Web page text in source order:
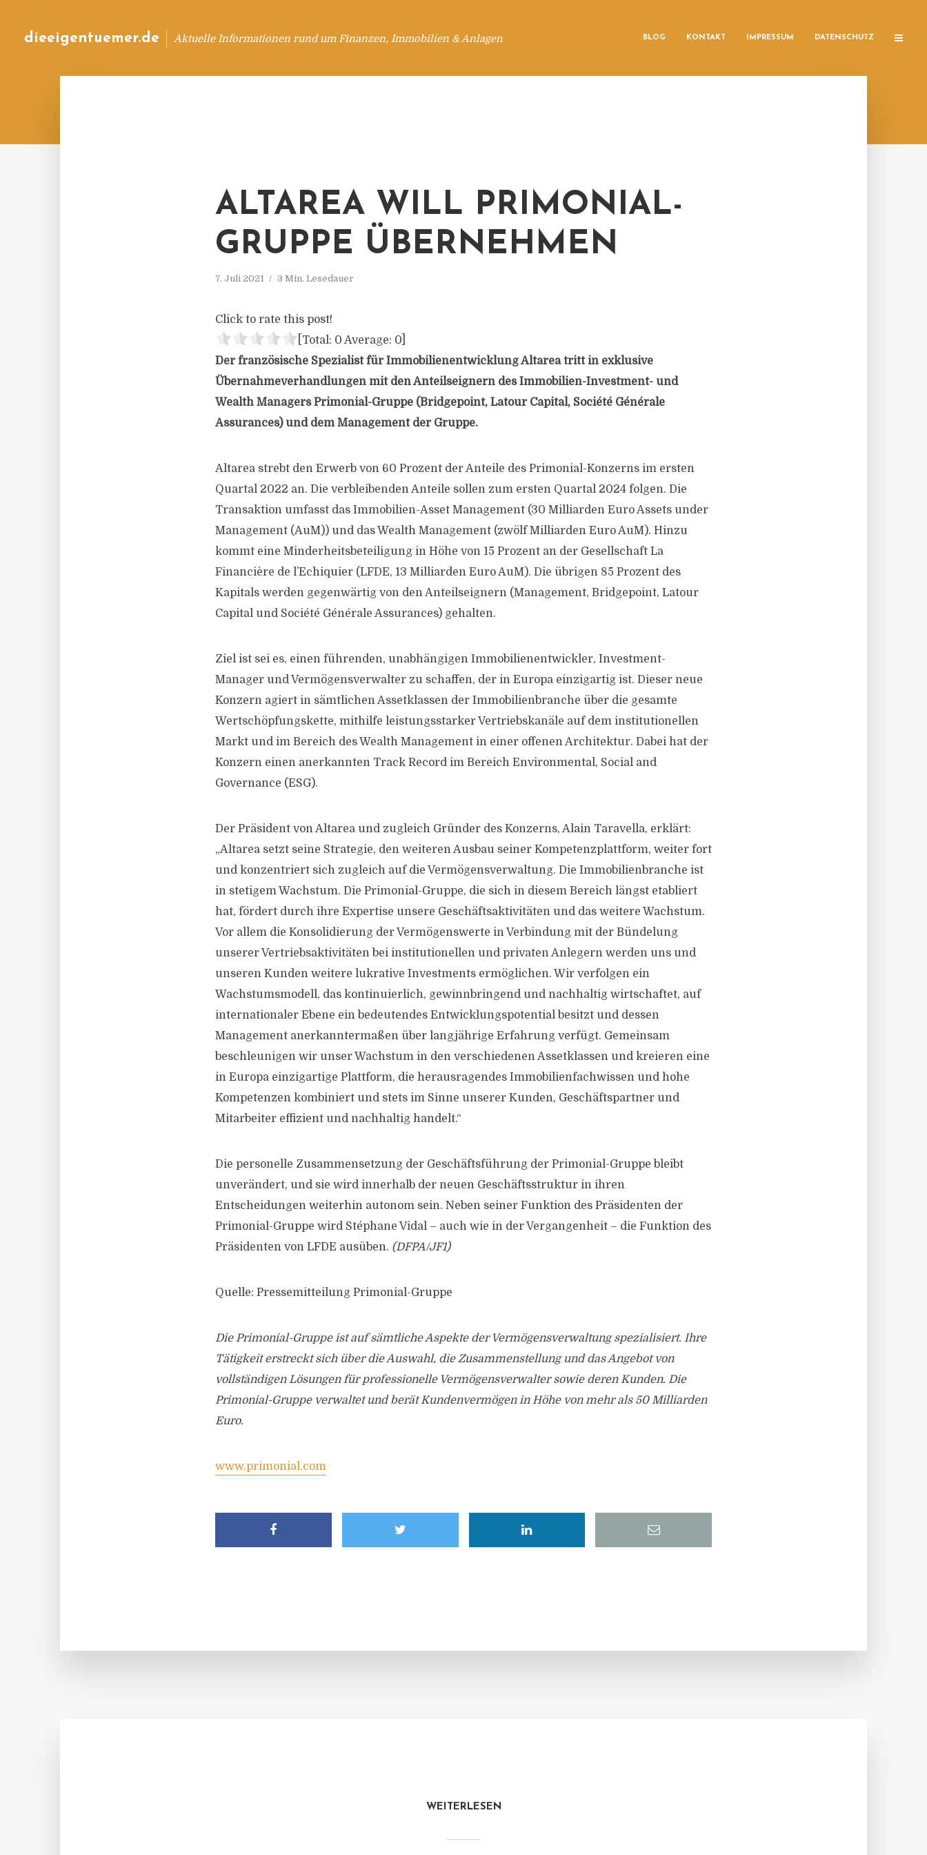
dieeigentuemer.de Aktuelle Informationen rund um Finanzen, Immobilien & Anlagen BLOG KONTAKT IMPRESSUM DATENSCHUTZ
ALTAREA WILL PRIMONIAL-
GRUPPE ÜBERNEHMEN
7. Juli 2021 3 Min. Lesedauer
Click to rate this post!
[Total: 0 Average: 0
Der französische Spezialist für Immobilienentwicklung Altarea tritt in exklusive
Übernahmeverhandlungen mit den Anteilseignern des Immobilien-Investment- und
Wealth Managers Primonial-Gruppe (Bridgepoint, Latour Capital, Société Générale
Assurances) und dem Management der Gruppe.
Altarea strebt den Erwerb von 60 Prozent der Anteile des Primonial-Konzerns im ersten
Quartal 2022 an. Die verbleibenden Anteile sollen zum ersten Quartal 2024 folgen. Die
Transaktion umfasst das Immobilien-Asset Management (30 Milliarden Euro Assets under
Management (AuM)) und das Wealth Management (zwölf Milliarden Euro AuM). Hinzu
kommt eine Minderheitsbeteiligung in Höhe von 15 Prozent an der Gesellschaft La
Financière de l’Echiquier (LFDE, 13 Milliarden Euro AuM). Die übrigen 85 Prozent des
Kapitals werden gegenwärtig von den Anteilseignern (Management, Bridgepoint, Latour
Capital und Société Générale Assurances) gehalten.
Ziel ist sei es, einen führenden, unabhängigen Immobilienentwickler, Investment-
Manager und Vermögensverwalter zu schaffen, der in Europa einzigartig ist. Dieser neue
Konzern agiert in sämtlichen Assetklassen der Immobilienbranche über die gesamte
Wertschöpfungskette, mithilfe leistungsstarker Vertriebskanäle auf dem institutionellen
Markt und im Bereich des Wealth Management in einer offenen Architektur. Dabei hat der
Konzern einen anerkannten Track Record im Bereich Environmental, Social and
Governance (ESG).
Der Präsident von Altarea und zugleich Gründer des Konzerns, Alain Taravella, erklärt:
„Altarea setzt seine Strategie, den weiteren Ausbau seiner Kompetenzplattform, weiter fort
und konzentriert sich zugleich auf die Vermögensverwaltung. Die Immobilienbranche ist
in stetigem Wachstum. Die Primonial-Gruppe, die sich in diesem Bereich längst etabliert
hat, fördert durch ihre Expertise unsere Geschäftsaktivitäten und das weitere Wachstum.
Vor allem die Konsolidierung der Vermögenswerte in Verbindung mit der Bündelung
unserer Vertriebsaktivitäten bei institutionellen und privaten Anlegern werden uns und
unseren Kunden weitere lukrative Investments ermöglichen. Wir verfolgen ein
Wachstumsmodell, das kontinuierlich, gewinnbringend und nachhaltig wirtschaftet, auf
internationaler Ebene ein bedeutendes Entwicklungspotential besitzt und dessen
Management anerkanntermaßen über langjährige Erfahrung verfügt. Gemeinsam
beschleunigen wir unser Wachstum in den verschiedenen Assetklassen und kreieren eine
in Europa einzigartige Plattform, die herausragendes Immobilienfachwissen und hohe
Kompetenzen kombiniert und stets im Sinne unserer Kunden, Geschäftspartner und
Mitarbeiter effizient und nachhaltig handelt.“
Die personelle Zusammensetzung der Geschäftsführung der Primonial-Gruppe bleibt
unverändert, und sie wird innerhalb der neuen Geschäftsstruktur in ihren
Entscheidungen weiterhin autonom sein. Neben seiner Funktion des Präsidenten der
Primonial-Gruppe wird Stéphane Vidal – auch wie in der Vergangenheit – die Funktion des
Präsidenten von LFDE ausüben. (DFPA/JF1)
Quelle: Pressemitteilung Primonial-Gruppe
Die Primonial-Gruppe ist auf sämtliche Aspekte der Vermögensverwaltung spezialisiert. Ihre
Tätigkeit erstreckt sich über die Auswahl, die Zusammenstellung und das Angebot von
vollständigen Lösungen für professionelle Vermögensverwalter sowie deren Kunden. Die
Primonial-Gruppe verwaltet und berät Kundenvermögen in Höhe von mehr als 50 Milliarden
Euro.
www.primonial.com
WEITERLESEN